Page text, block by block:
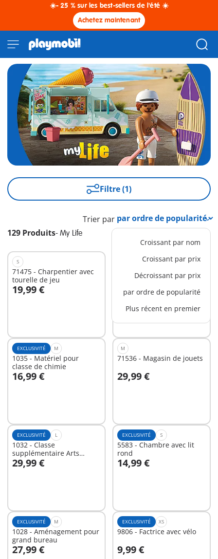
☀️- 25 % sur les best-sellers de l'été ☀️
Achetez maintenant
Filtre (1)
129 Produits- My Life
Trier par
Croissant par nom
Croissant par prix
Décroissant par prix
par ordre de popularité
Plus récent en premier
S
71475 - Charpentier avec
tourelle de jeu
19,99 €
Au panier
EXCLUSIVITÉ S
9869 - Chambre de
princesse
12,99 €
Au panier
EXCLUSIVITÉ M
1035 - Matériel pour
classe de chimie
16,99 €
Au panier
M
71536 - Magasin de jouets
29,99 €
Au panier
EXCLUSIVITÉ L
1032 - Classe
supplémentaire Arts
plastiques
29,99 €
Au panier
EXCLUSIVITÉ S
5583 - Chambre avec lit
rond
14,99 €
Au panier
EXCLUSIVITÉ M
1028 - Aménagement pour
grand bureau
27,99 €
Au panier
EXCLUSIVITÉ XS
9806 - Factrice avec vélo
9,99 €
Au panier